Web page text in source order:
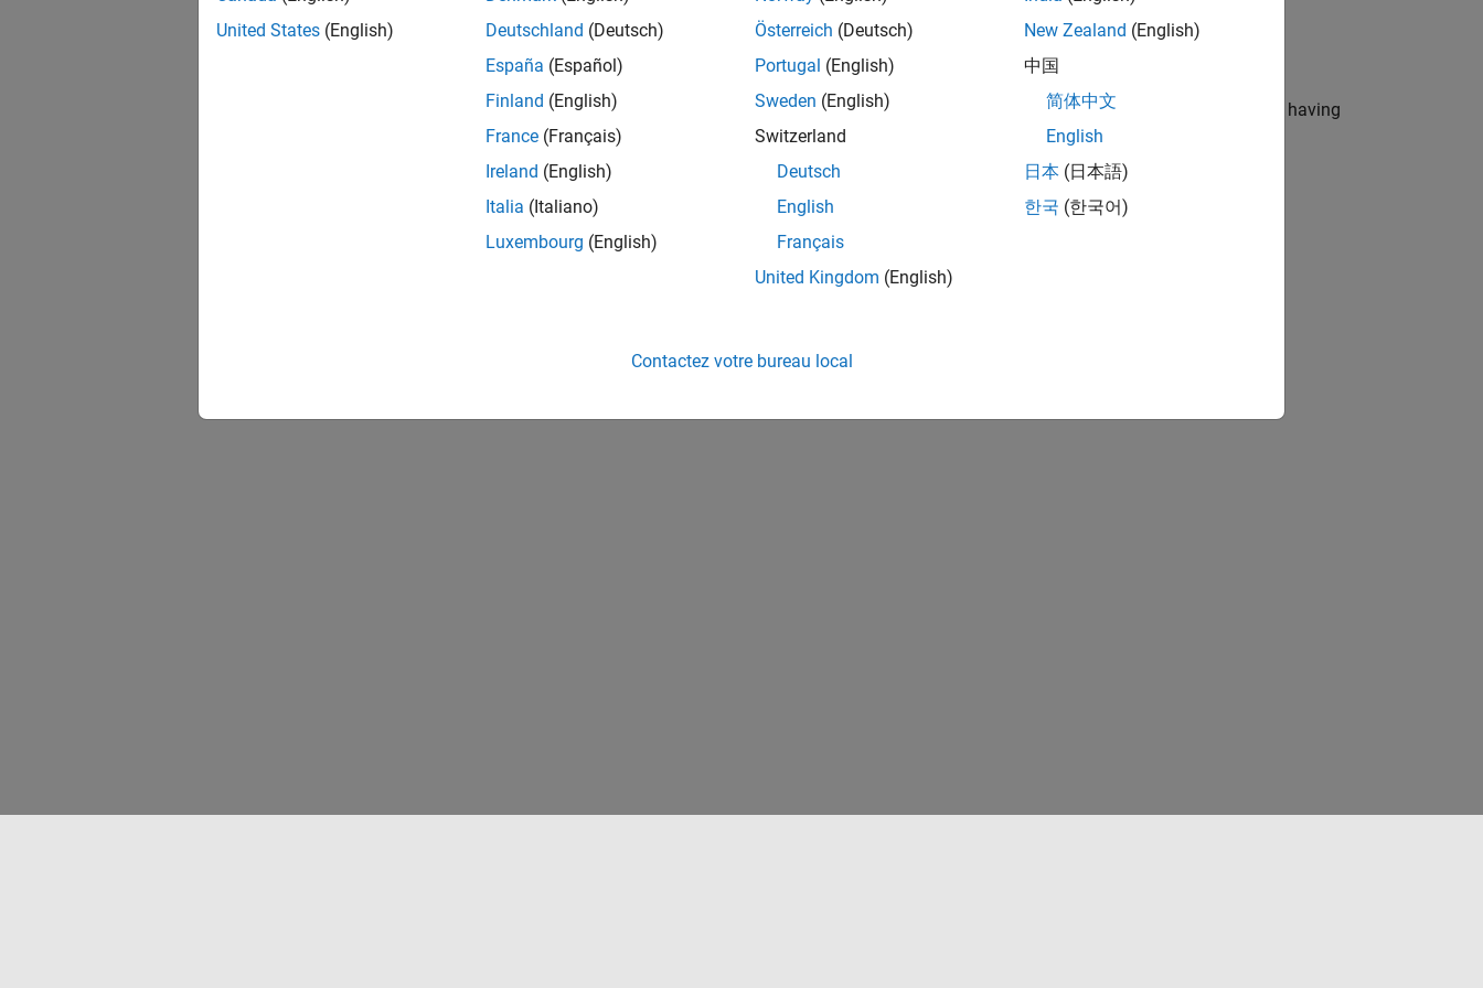
Connect to IP Cameras that support MJPEG over HTTP/RTSP or H.264 over RTSP streams.
Create Standalone Applications using MATLAB Compiler and IP Camera
You can build standalone applications that run MATLAB programs that interface with the IP Cameras without having
MATLAB installed.
United States (English)
Deutschland (Deutsch)
España (Español)
Finland (English)
France (Français)
Ireland (English)
Italia (Italiano)
Luxembourg (English)
Österreich (Deutsch)
Portugal (English)
Sweden (English)
Switzerland
Deutsch
English
Français
United Kingdom (English)
New Zealand (English)
中国
简体中文
English
日本 (日本語)
한국 (한국어)
Contactez votre bureau local